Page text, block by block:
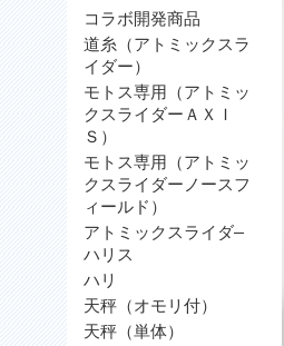
コラボ開発商品
道糸（アトミックスラ
イダー）
モトス専用（アトミッ
クスライダーＡＸＩ
Ｓ）
モトス専用（アトミッ
クスライダーノースフ
ィールド）
アトミックスライダ―
ハリス
ハリ
天秤（オモリ付）
天秤（単体）